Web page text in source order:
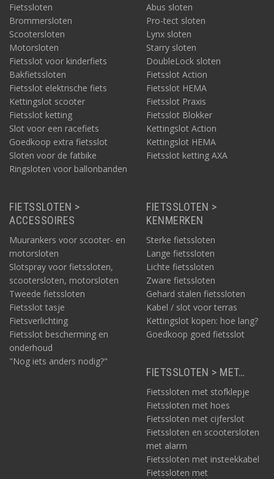
Fietssloten
Brommersloten
Scootersloten
Motorsloten
Fietsslot voor kinderfiets
Bakfietssloten
Fietsslot elektrische fiets
Kettingslot scooter
Fietsslot ketting
Slot voor een racefiets
Goedkoop extra fietsslot
Sloten voor de fatbike
Ringsloten voor ballonbanden
Abus sloten
Pro-tect sloten
Lynx sloten
Starry sloten
DoubleLock sloten
Fietsslot Action
Fietsslot HEMA
Fietsslot Praxis
Fietsslot Blokker
Kettingslot Action
Kettingslot HEMA
Fietsslot ketting AXA
FIETSSLOTEN >
ACCESSOIRES
Muurankers voor scooter- en
motorsloten
Slotspray voor fietssloten,
scootersloten, motorsloten
Tweede fietssloten
Fietsslot tasje
Fietsverlichting
Fietsslot bescherming en
onderhoud
"Nog iets anders nodig?"
FIETSSLOTEN >
KENMERKEN
Sterke fietssloten
Lange fietssloten
Lichte fietssloten
Zware fietssloten
Gehard stalen fietssloten
Kabel / slot voor terras
Kettingslot kopen: hoe lang?
Goedkoop goed fietsslot
FIETSSLOTEN > MET…
Fietssloten met stofklepje
Fietssloten met hoes
Fietssloten met cijferslot
Fietssloten en scootersloten
met alarm
Fietssloten met insteekkabel
Fietssloten met